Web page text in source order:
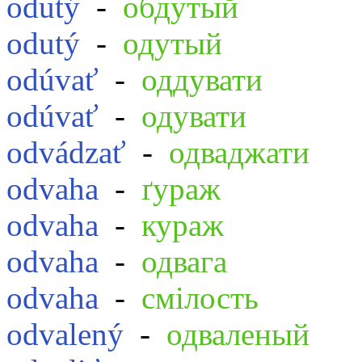
odutý - одутый
odúvať - оддувати
odúvať - одувати
odvádzať - одваджати
odvaha - ґураж
odvaha - кураж
odvaha - одвага
odvaha - смілость
odvalený - одваленый